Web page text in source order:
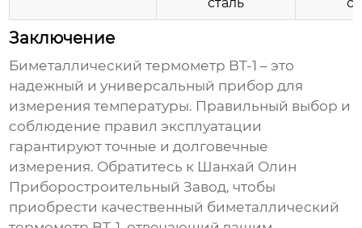
сталь
Заключение
Биметаллический термометр BT-1 – это
надежный и универсальный прибор для
измерения температуры. Правильный выбор и
соблюдение правил эксплуатации
гарантируют точные и долговечные
измерения. Обратитесь к Шанхай Олин
Приборостроительный Завод, чтобы
приобрести качественный биметаллический